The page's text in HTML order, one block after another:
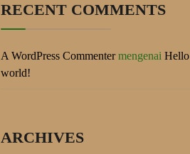
RECENT COMMENTS
A WordPress Commentermengenai Hello
world!
ARCHIVES